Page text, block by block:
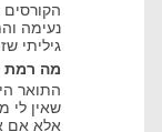
הקורסים
נעימה
גיליתי
מה רמת
התואר
שאין לי
אלא אם